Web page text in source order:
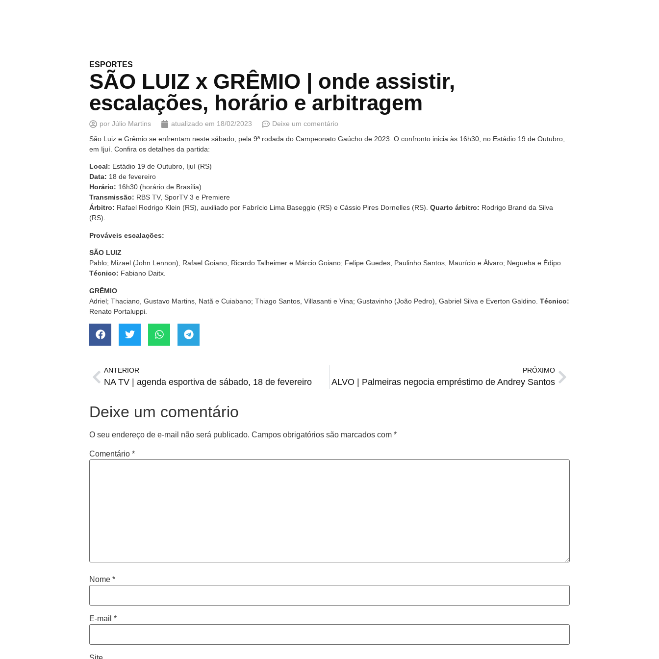
ESPORTES
SÃO LUIZ x GRÊMIO | onde assistir,
escalações, horário e arbitragem
por Júlio Martins atualizado em 18/02/2023
Deixe um comentário
São Luiz e Grêmio se enfrentam neste sábado, pela 9ª rodada do Campeonato Gaúcho de 2023. O confronto inicia às 16h30, no Estádio 19 de Outubro,
em Ijuí. Confira os detalhes da partida:
Local: Estádio 19 de Outubro, Ijuí (RS)
Data: 18 de fevereiro
Horário: 16h30 (horário de Brasília)
Transmissão: RBS TV, SporTV 3 e Premiere
Árbitro: Rafael Rodrigo Klein (RS), auxiliado por Fabrício Lima Baseggio (RS) e Cássio Pires Dornelles (RS). Quarto árbitro: Rodrigo Brand da Silva
(RS).
Prováveis escalações:
SÃO LUIZ
Pablo; Mizael (John Lennon), Rafael Goiano, Ricardo Talheimer e Márcio Goiano; Felipe Guedes, Paulinho Santos, Maurício e Álvaro; Negueba e Édipo.
Técnico: Fabiano Daitx.
GRÊMIO
Adriel; Thaciano, Gustavo Martins, Natã e Cuiabano; Thiago Santos, Villasanti e Vina; Gustavinho (João Pedro), Gabriel Silva e Everton Galdino. Técnico:
Renato Portaluppi.
ANTERIOR
NA TV | agenda esportiva de sábado, 18 de fevereiro
PRÓXIMO
ALVO | Palmeiras negocia empréstimo de Andrey Santos
Deixe um comentário
O seu endereço de e-mail não será publicado. Campos obrigatórios são marcados com *
Comentário *
Nome *
E-mail *